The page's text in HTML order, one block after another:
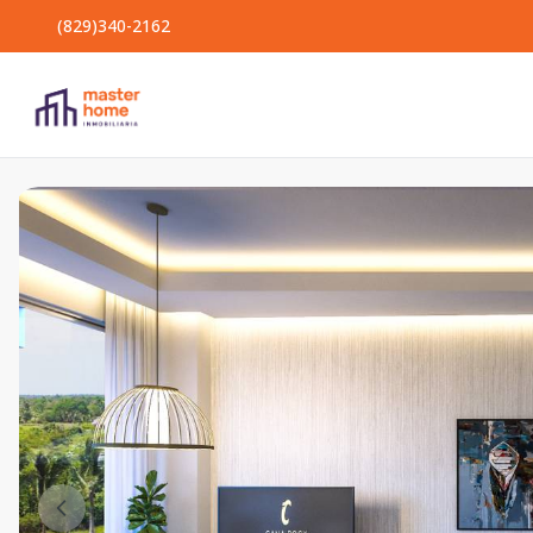
(829)340-2162